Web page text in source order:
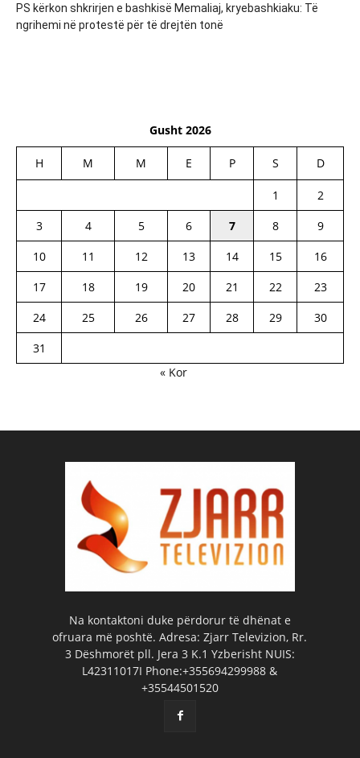
PS kërkon shkrirjen e bashkisë Memaliaj, kryebashkiaku: Të
ngrihemi në protestë për të drejtën tonë
Gusht 2026
H M M E P S D
1
2
3
4 5 6 7 8
9
10
11 12 13 14 15
16
17
18 19 20 21 22
23
24
25 26 27 28 29
30
31
« Kor
Na kontaktoni duke përdorur të dhënat e
ofruara më poshtë. Adresa: Zjarr Televizion, Rr.
3 Dëshmorët pll. Jera 3 K.1 Yzberisht NUIS:
L42311017I Phone:+355694299988 &
+35544501520